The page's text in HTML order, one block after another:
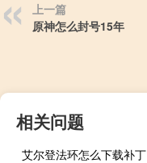
上一篇
原神怎么封号15年
相关问题
艾尔登法环怎么下载补丁